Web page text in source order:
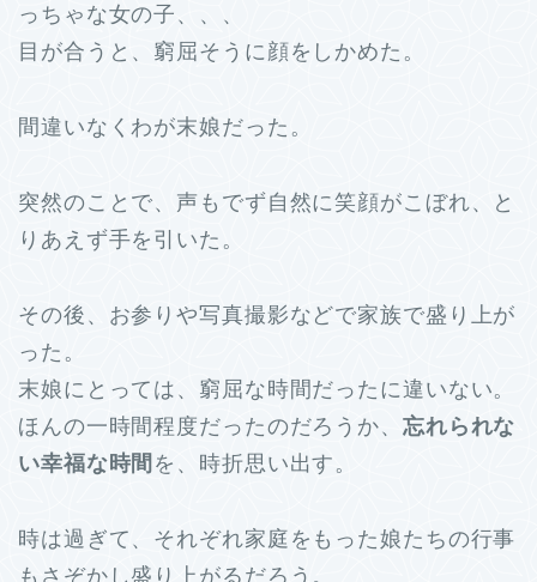
っちゃな女の子、、、
目が合うと、窮屈そうに顔をしかめた。
間違いなくわが末娘だった。
突然のことで、声もでず自然に笑顔がこぼれ、と
りあえず手を引いた。
その後、お参りや写真撮影などで家族で盛り上が
った。
末娘にとっては、窮屈な時間だったに違いない。
ほんの一時間程度だったのだろうか、 忘れられな
い幸福な時間 を、時折思い出す。
時は過ぎて、それぞれ家庭をもった娘たちの行事
もさぞかし盛り上がるだろう。